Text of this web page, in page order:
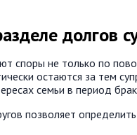
долгов
споры не только по
остаются за тем
семьи в период
позволяет